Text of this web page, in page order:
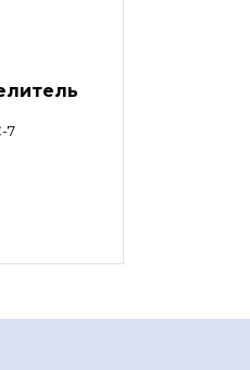
7